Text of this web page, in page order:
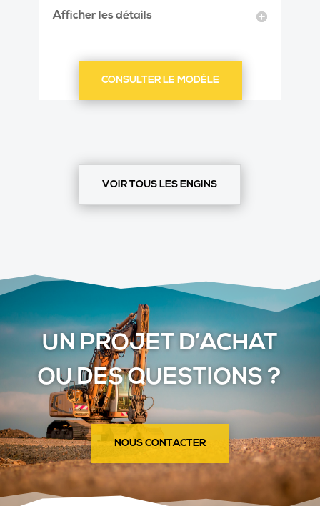
Afficher les détails
CONSULTER LE MODÈLE
VOIR TOUS LES ENGINS
UN PROJET D’ACHAT
OU DES QUESTIONS ?
NOUS CONTACTER